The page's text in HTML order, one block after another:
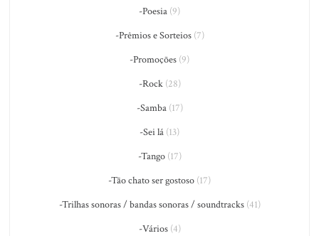
-Poesia (9)
-Prêmios e Sorteios(7)
-Promoções (9)
-Rock(28)
-Samba(17)
-Sei lá (13)
-Tango(17)
-Tão chato ser gostoso (17)
-Trilhas sonoras / bandas sonoras / soundtracks(41)
-Vários(4)